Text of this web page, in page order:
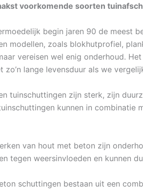
voorkomende soorten
begin jaren 90 de meest
modellen, zoals blokhutprofiel,
vereisen wel enig onderhoud.
zo’n lange levensduur als we
tuinschuttingen zijn sterk, zijn
kunnen in
van hout met beton zijn
tegen weersinvloeden en kunnen
schuttingen bestaan uit een